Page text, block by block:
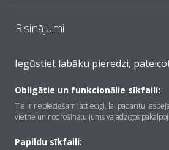
Risinājumi
Kontaktinformācija
Produkti
Iegūstiet labāku pieredzi,
Obligātie un funkcionālie sīkfaili:
Tie ir nepieciešami attiecīgi, lai padarītu
vietnē un nodrošinātu jums vajadzīgos
Papildu sīkfaili: